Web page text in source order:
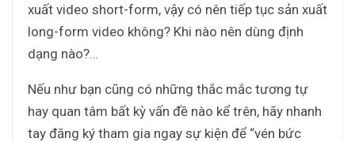
xuất video short-form, vậy có nên tiếp tục sản xuất
long-form video không? Khi nào nên dùng định
dạng nào?…
Nếu như bạn cũng có những thắc mắc tương tự
hay quan tâm bất kỳ vấn đề nào kể trên, hãy nhanh
tay đăng ký tham gia ngay sự kiện để “vén bức